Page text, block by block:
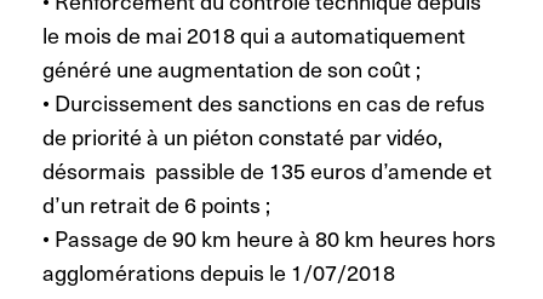
le mois de mai 2018 qui a automatiquement
généré une augmentation de son coût ;
• Durcissement des sanctions en cas de refus
de priorité à un piéton constaté par vidéo,
désormais passible de 135 euros d’amende et
d’un retrait de 6 points ;
• Passage de 90 km heure à 80 km heures hors
agglomérations depuis le 1/07/2018